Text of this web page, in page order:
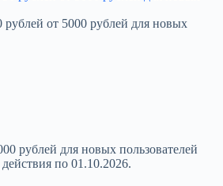
от 5000 рублей для новых
рублей для новых пользователей
по 01.10.2026.